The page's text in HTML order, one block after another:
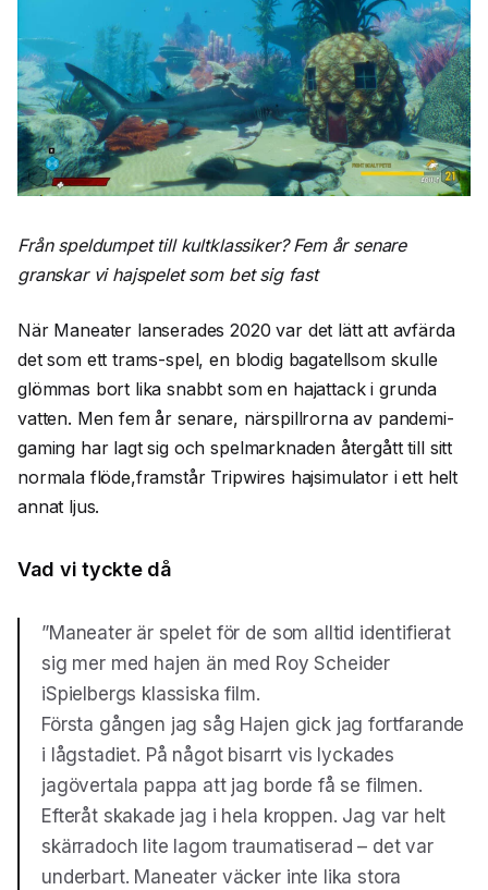
Från speldumpet till kultklassiker? Fem år senare
granskar vi hajspelet som bet sig fast
När Maneater lanserades 2020 var det lätt att avfärda
det som ett trams-spel, en blodig bagatellsom skulle
glömmas bort lika snabbt som en hajattack i grunda
vatten. Men fem år senare, närspillrorna av pandemi-
gaming har lagt sig och spelmarknaden återgått till sitt
normala flöde,framstår Tripwires hajsimulator i ett helt
annat ljus.
Vad vi tyckte då
”Maneater är spelet för de som alltid identifierat
sig mer med hajen än med Roy Scheider
iSpielbergs klassiska film.
Första gången jag såg Hajen gick jag fortfarande
i lågstadiet. På något bisarrt vis lyckades
jagövertala pappa att jag borde få se filmen.
Efteråt skakade jag i hela kroppen. Jag var helt
skärradoch lite lagom traumatiserad – det var
underbart. Maneater väcker inte lika stora